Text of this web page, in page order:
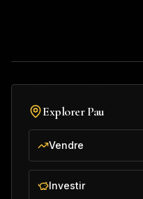
ExplorerPau
Vendre
Investir